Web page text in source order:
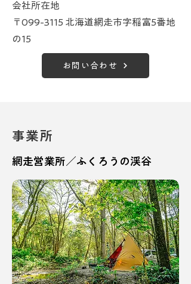
会社所在地
〒099-3115 北海道網走市字稲富5番地
の15
お問い合わせ
事業所
網走営業所／ふくろうの渓谷